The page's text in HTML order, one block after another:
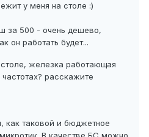
у меня на столе :)
за 500 - очень дешево,
он работать будет...
железка работающая
расскажите
как таковой и бюджетное